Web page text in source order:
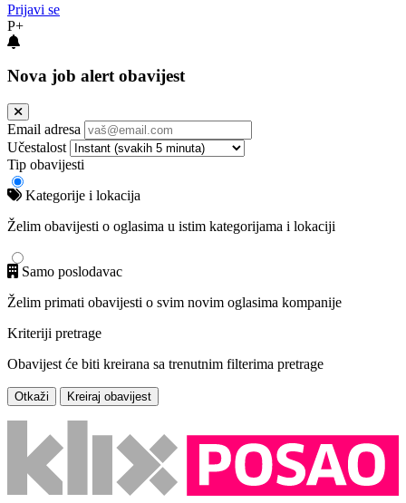
Prijavi se
P+
Nova job alert obavijest
Email adresa
Učestalost
Tip obavijesti
Kategorije i lokacija
Želim obavijesti o oglasima u istim kategorijama i lokaciji
Samo poslodavac
Želim primati obavijesti o svim novim oglasima kompanije
Kriteriji pretrage
Obavijest će biti kreirana sa trenutnim filterima pretrage
Otkaži Kreiraj obavijest